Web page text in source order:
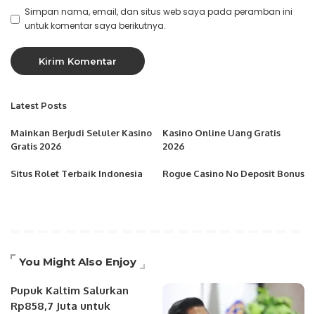
Simpan nama, email, dan situs web saya pada peramban ini
untuk komentar saya berikutnya.
Latest Posts
Mainkan Berjudi Seluler Kasino
Gratis 2026
Kasino Online Uang Gratis
2026
Situs Rolet Terbaik Indonesia Rogue Casino No Deposit Bonus
You Might Also Enjoy
Pupuk Kaltim Salurkan
Rp858,7 Juta untuk